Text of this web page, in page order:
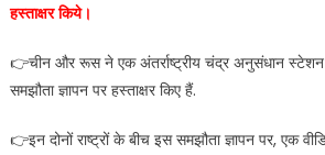
हस्ताक्षर किये।
👉चीन और रूस ने एक अंतर्राष्ट्रीय चंद्र अनुसंधान
समझौता ज्ञापन पर हस्ताक्षर किए हैं.
👉इन दोनों राष्ट्रों के बीच इस समझौता ज्ञापन पर, एक